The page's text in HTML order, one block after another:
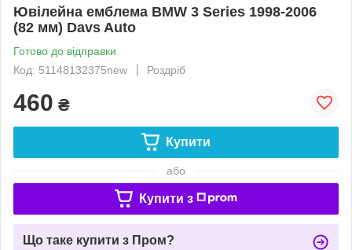
Ювілейна емблема BMW 3 Series 1998-2006
(82 мм) Davs Auto
Готово до відправки
Код: 51148132375new
Роздріб
460 ₴
Купити
або
Купити з
Що таке купити з Пром?